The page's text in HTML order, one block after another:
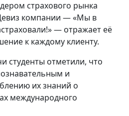
страхового рынка
компании — «Мы в
— отражает её
к каждому клиенту.
студенты отметили, что
и
их знаний о
международного